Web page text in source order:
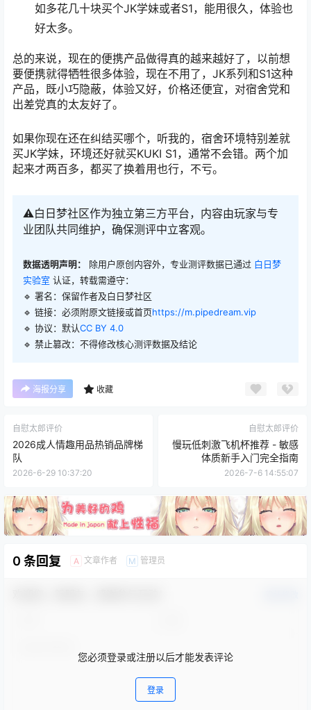
如多花几十块买个JK学妹或者S1，能用很久，体验也
好太多。
总的来说，现在的便携产品做得真的越来越好了，以前想
要便携就得牺牲很多体验，现在不用了，JK系列和S1这种
产品，既小巧隐蔽，体验又好，价格还便宜，对宿舍党和
出差党真的太友好了。
如果你现在还在纠结买哪个，听我的，宿舍环境特别差就
买JK学妹，环境还好就买KUKI S1，通常不会错。两个加
起来才两百多，都买了换着用也行，不亏。
⚠️白日梦社区作为独立第三方平台，内容由玩家与专
业团队共同维护，确保测评中立客观。
数据透明声明： 除用户原创内容外，专业测评数据已通过 白日梦
实验室 认证，转载需遵守：
🔹 署名：保留作者及白日梦社区
🔹 链接：必须附原文链接或首页https://m.pipedream.vip
🔹 协议：默认CC BY 4.0
🔹 禁止篡改：不得修改核心测评数据及结论
海报分享 收藏
自慰太郎评价
2026成人情趣用品热销品牌梯
队
2026-6-29 10:37:20
自慰太郎评价
慢玩低刺激飞机杯推荐 - 敏感
体质新手入门完全指南
2026-7-6 14:55:07
0 条回复 A 文章作者 M 管理员
您必须登录或注册以后才能发表评论
登录